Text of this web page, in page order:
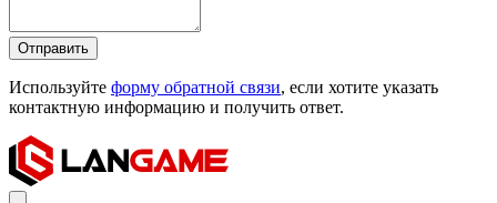
Отправить
Используйте форму обратной связи, если хотите указать
контактную информацию и получить ответ.